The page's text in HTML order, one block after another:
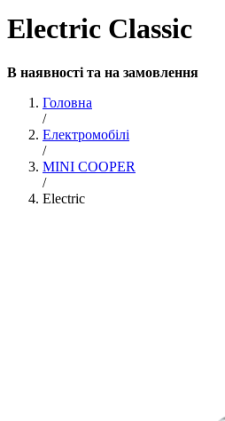
Electric Classic
В наявності та на замовлення
Головна
/
Електромобілі
/
MINI COOPER
/
Electric